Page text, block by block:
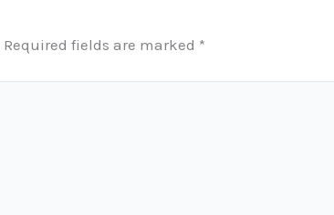
Required fields are marked *